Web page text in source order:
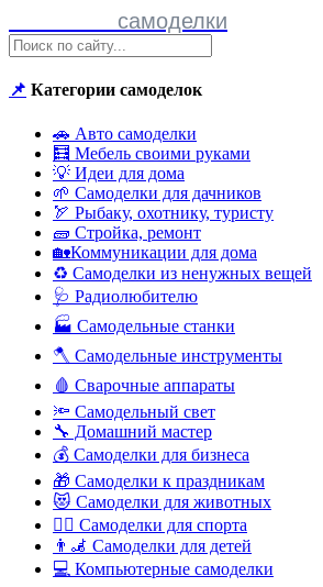
самоделки
📌 Категории самоделок
🚗 Авто самоделки
🧮 Мебель своими руками
💡 Идеи для дома
🌱 Самоделки для дачников
🏹 Рыбаку, охотнику, туристу
🧱 Стройка, ремонт
🏡Коммуникации для дома
♻ Самоделки из ненужных вещей
🩺 Радиолюбителю
🏭 Самодельные станки
🪓 Самодельные инструменты
🩸 Сварочные аппараты
🔦 Самодельный свет
🔧 Домашний мастер
💰 Самоделки для бизнеса
🎁 Самоделки к праздникам
😻 Самоделки для животных
🏋️‍♀️ Самоделки для спорта
👨‍🦼 Самоделки для детей
💻 Компьютерные самоделки